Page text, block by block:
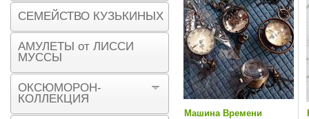
Машина Времени
СЕМЕЙСТВО КУЗЬКИНЫХ
АМУЛЕТЫ от ЛИССИ
МУССЫ
ОКСЮМОРОН-
КОЛЛЕКЦИЯ